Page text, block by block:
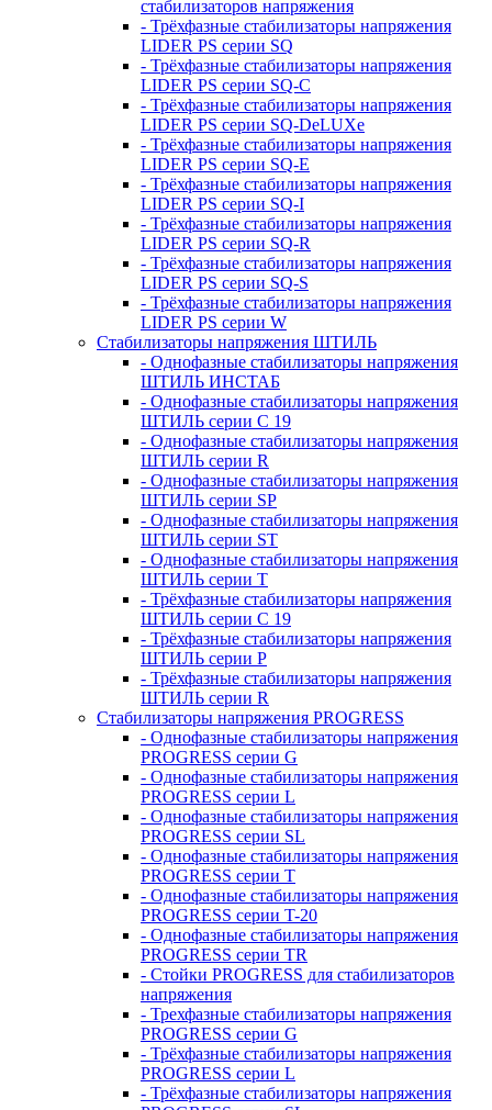
стабилизаторов напряжения
- Трёхфазные стабилизаторы напряжения
LIDER PS серии SQ
- Трёхфазные стабилизаторы напряжения
LIDER PS серии SQ-C
- Трёхфазные стабилизаторы напряжения
LIDER PS серии SQ-DeLUXe
- Трёхфазные стабилизаторы напряжения
LIDER PS серии SQ-E
- Трёхфазные стабилизаторы напряжения
LIDER PS серии SQ-I
- Трёхфазные стабилизаторы напряжения
LIDER PS серии SQ-R
- Трёхфазные стабилизаторы напряжения
LIDER PS серии SQ-S
- Трёхфазные стабилизаторы напряжения
LIDER PS серии W
Стабилизаторы напряжения ШТИЛЬ
- Однофазные стабилизаторы напряжения
ШТИЛЬ ИНСТАБ
- Однофазные стабилизаторы напряжения
ШТИЛЬ серии C 19
- Однофазные стабилизаторы напряжения
ШТИЛЬ серии R
- Однофазные стабилизаторы напряжения
ШТИЛЬ серии SP
- Однофазные стабилизаторы напряжения
ШТИЛЬ серии ST
- Однофазные стабилизаторы напряжения
ШТИЛЬ серии T
- Трёхфазные стабилизаторы напряжения
ШТИЛЬ серии C 19
- Трёхфазные стабилизаторы напряжения
ШТИЛЬ серии P
- Трёхфазные стабилизаторы напряжения
ШТИЛЬ серии R
Стабилизаторы напряжения PROGRESS
- Однофазные стабилизаторы напряжения
PROGRESS серии G
- Однофазные стабилизаторы напряжения
PROGRESS серии L
- Однофазные стабилизаторы напряжения
PROGRESS серии SL
- Однофазные стабилизаторы напряжения
PROGRESS серии T
- Однофазные стабилизаторы напряжения
PROGRESS серии T-20
- Однофазные стабилизаторы напряжения
PROGRESS серии TR
- Стойки PROGRESS для стабилизаторов
напряжения
- Трехфазные стабилизаторы напряжения
PROGRESS серии G
- Трёхфазные стабилизаторы напряжения
PROGRESS серии L
- Трёхфазные стабилизаторы напряжения